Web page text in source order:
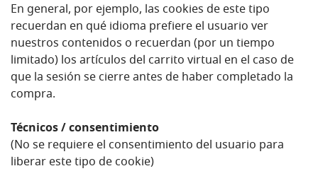
En general, por ejemplo, las cookies de este tipo
recuerdan en qué idioma prefiere el usuario ver
nuestros contenidos o recuerdan (por un tiempo
limitado) los artículos del carrito virtual en el caso de
que la sesión se cierre antes de haber completado la
compra.
Técnicos / consentimiento
(No se requiere el consentimiento del usuario para
liberar este tipo de cookie)